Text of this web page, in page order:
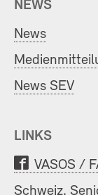
NEWS
News
News SEV
LINKS
VASOS /
Schweiz.